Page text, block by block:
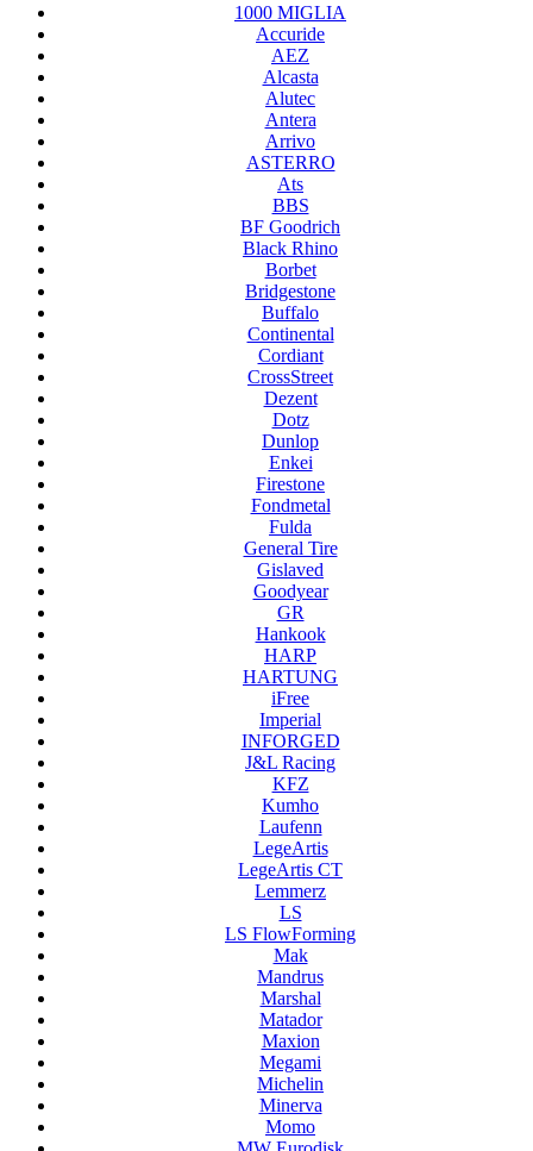
1000 MIGLIA
Accuride
AEZ
Alcasta
Alutec
Antera
Arrivo
ASTERRO
Ats
BBS
BF Goodrich
Black Rhino
Borbet
Bridgestone
Buffalo
Continental
Cordiant
CrossStreet
Dezent
Dotz
Dunlop
Enkei
Firestone
Fondmetal
Fulda
General Tire
Gislaved
Goodyear
GR
Hankook
HARP
HARTUNG
iFree
Imperial
INFORGED
J&L Racing
KFZ
Kumho
Laufenn
LegeArtis
LegeArtis CT
Lemmerz
LS
LS FlowForming
Mak
Mandrus
Marshal
Matador
Maxion
Megami
Michelin
Minerva
Momo